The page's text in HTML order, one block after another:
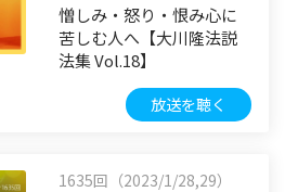
憎しみ・怒り・恨み心に
苦しむ人へ【大川隆法説
法集 Vol.18】
放送を聴く
1635回（2023/1/28,29）